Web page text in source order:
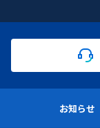
お知らせ